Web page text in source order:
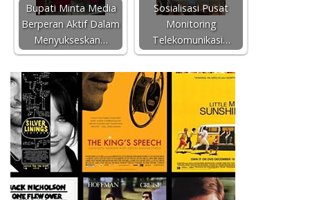
Bupati Minta Media
Berperan Aktif Dalam
Menyukseskan…
Sosialisasi Pusat
Monitoring
Telekomunikasi…